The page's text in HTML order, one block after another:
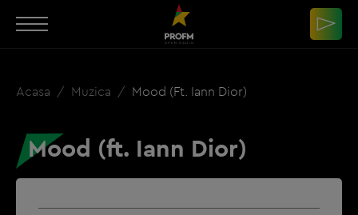
Acasa Muzica Mood (ft. Iann Dior)
Mood (ft. Iann Dior)